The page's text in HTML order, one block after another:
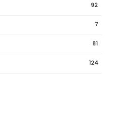
92
7
81
124